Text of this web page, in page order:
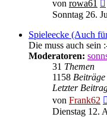
von rowa61
Sonntag 26.
Spieleecke (Auch
Die muss auch sein
Moderatoren:
31 Themen
1158 Beiträge
Letzter
von Frank62
Dienstag 12.